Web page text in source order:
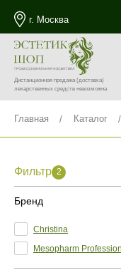
г. Москва
Дистанционная продажа(доставка)
лекарственных средств невозможна
Главная Каталог
Фильтр 2
Бренд
Christina
Mesopharm